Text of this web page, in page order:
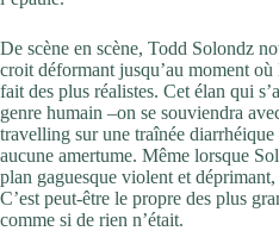
De scène en scène, Todd Solondz
croit déformant jusqu’au moment où
fait des plus réalistes. Cet élan qui
genre humain –on se souviendra
travelling sur une traînée
aucune amertume. Même lorsque
plan gaguesque violent et
C’est peut-être le propre des plus
comme si de rien n’était.